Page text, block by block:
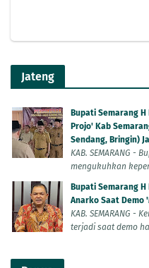
Jateng
Bupati Semarang
Projo' Kab
Sendang, Bringin)
KAB. SEMARANG -
mengukuhkan
Bupati Semarang
Anarko Saat Demo
KAB. SEMARANG -
terjadi saat demo